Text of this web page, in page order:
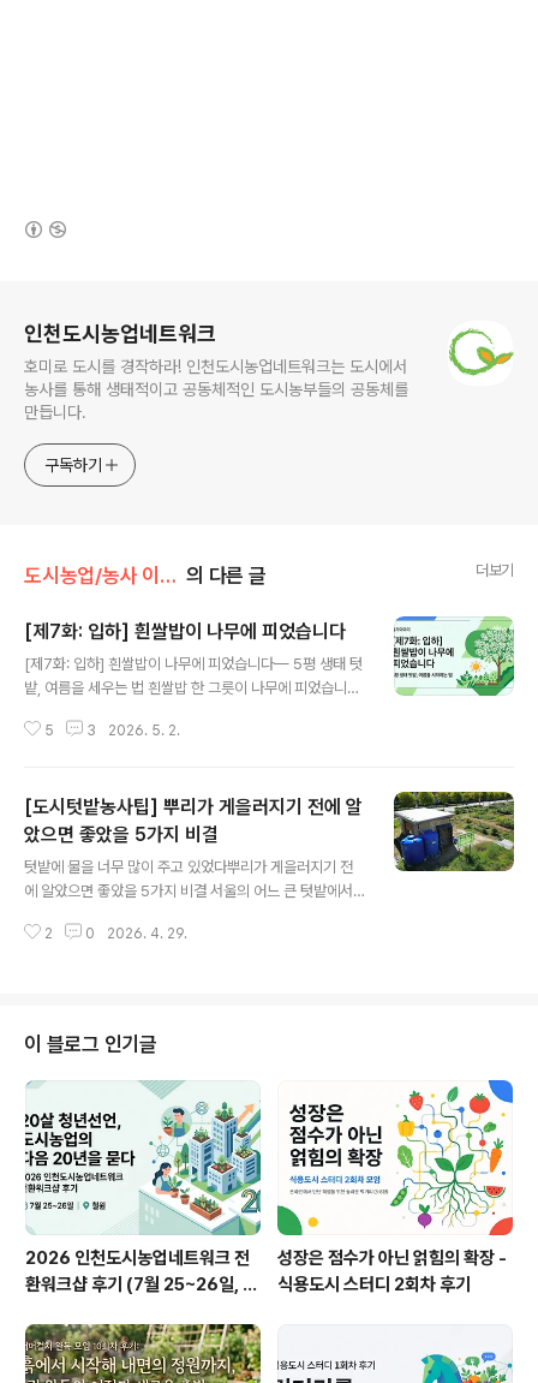
인천도시농업네트워크
호미로 도시를 경작하라! 인천도시농업네트워크는 도시에서
농사를 통해 생태적이고 공동체적인 도시농부들의 공동체를
만듭니다.
구독하기
도시농업/농사 이야기 의 다른 글 더보기
[제7화: 입하] 흰쌀밥이 나무에 피었습니다
[제7화: 입하] 흰쌀밥이 나무에 피었습니다— 5평 생태 텃
밭, 여름을 세우는 법 흰쌀밥 한 그릇이 나무에 피었습니다.
에 탐스러운 흰 꽃을 소복하게 달고 서 있습니다. 이팝나무
릇에 소복하게 담긴 쌀밥을 닮았습니다. 그런데 이 나무는
매년 어김없이 입하(立夏) 무렵에 맞춰 꽃을 피웁니다. 봄
바람에 꽃잎이 흩날리기 시작할 무렵이면, 땅은 이미 봄의
문턱을 슬그머니 넘어서 있습니다. 만물이 푸르게 일어서
여름을 세우다입하(立夏)는 24절기 중 일곱 번째 절기로,
5 3 2026. 5. 2.
[도시텃밭농사팁] 뿌리가 게을러지기 전에 알
았으면 좋았을 5가지 비결
텃밭에 물을 너무 많이 주고 있었다뿌리가 게을러지기 전
에 알았으면 좋았을 5가지 비결 서울의 어느 큰 텃밭에서
텃밭에 오면 제일 먼저 물부터 찾는 분들이 많습니다. 호스
그런데, 물을 주며 만족하는 농부들처럼 작물에게, 텃밭에
게 물주기는 좋기만 할까요? 물을 많이 받은 작물은 뿌리를
게을리한다뿌리는 물을 찾아 움직입니다. 깊이, 넓게, 더 먼
곳까지. 그런데 매일 지표면에 물이 넘치면 뿌리는 굳이 깊
이 내려갈 이유가 없습니다. 얕은 곳에 머물러도 충분하니
까요. 얕은 뿌리..
2 0 2026. 4. 29.
이 블로그 인기글
2026 인천도시농업네트워크 전
환워크샵 후기 (7월 25~26일, 철
성장은 점수가 아닌 얽힘의 확장 -
식용도시 스터디 2회차 후기